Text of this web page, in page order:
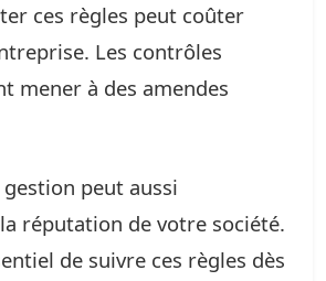
ces règles peut coûter
Les contrôles
mener à des amendes
peut aussi
réputation de votre société.
de suivre ces règles dès